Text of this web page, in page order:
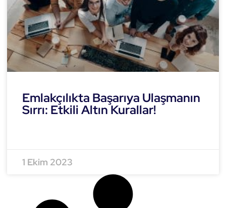
Emlakçılıkta Başarıya Ulaşmanın
Sırrı: Etkili Altın Kurallar!
1 Ekim 2023